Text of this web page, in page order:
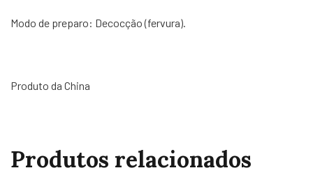
Modo de preparo: Decocção (fervura).
Produto da China
Produtos relacionados